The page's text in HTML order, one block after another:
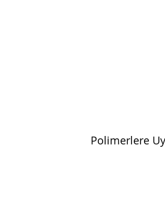
Polimerlere